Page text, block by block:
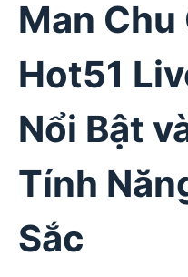
Man
Hot51
Nổi Bật
Tính
Sắc